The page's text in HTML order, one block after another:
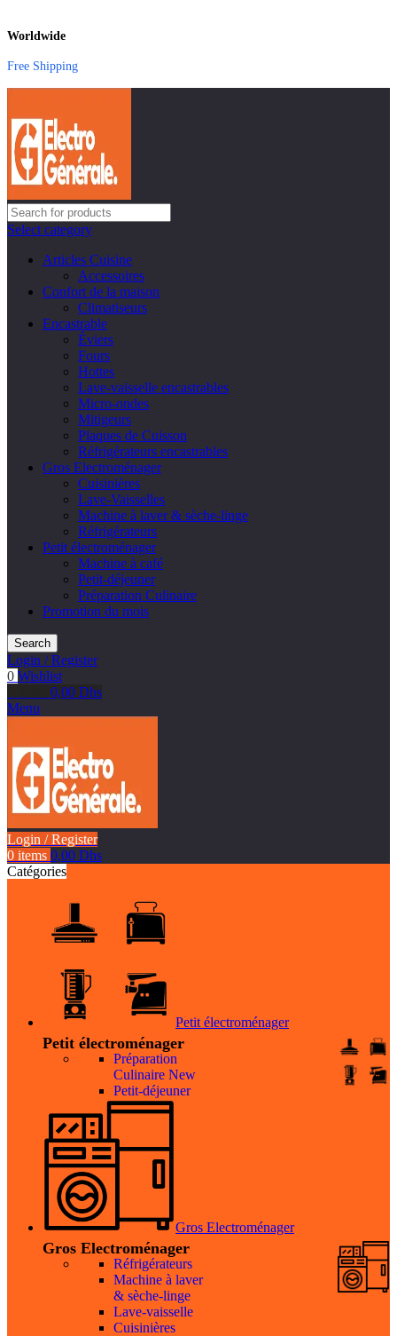
Worldwide
Free Shipping
Select category
Articles Cuisine
Accessoires
Confort de la maison
Climatiseurs
Encastrable
Éviers
Fours
Hottes
Lave-vaisselle encastrables
Micro-ondes
Mitigeurs
Plaques de Cuisson
Réfrigérateurs encastrables
Gros Electroménager
Cuisinières
Lave-Vaisselles
Machine à laver & sèche-linge
Réfrigérateurs
Petit électroménager
Machine à café
Petit-déjeuner
Préparation Culinaire
Promotion du mois
Search
Login / Register
0 Wishlist
0,00 Dhs
Menu
Login / Register
0 items 0,00 Dhs
Catégories
Petit électroménager
Petit électroménager
Préparation
Culinaire New
Petit-déjeuner
Gros Electroménager
Gros Electroménager
Réfrigérateurs
Machine à laver
& sèche-linge
Lave-vaisselle
Cuisinières